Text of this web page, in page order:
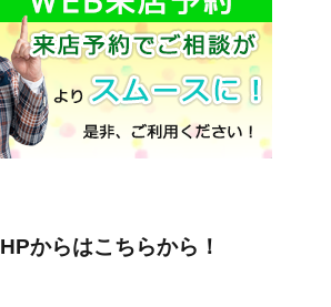
HPからはこちらから！